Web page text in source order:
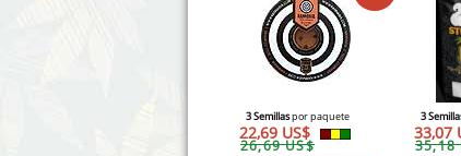
3 Semillaspor paquete
22,69 US$
26,69 US$
3
33,07
35,18